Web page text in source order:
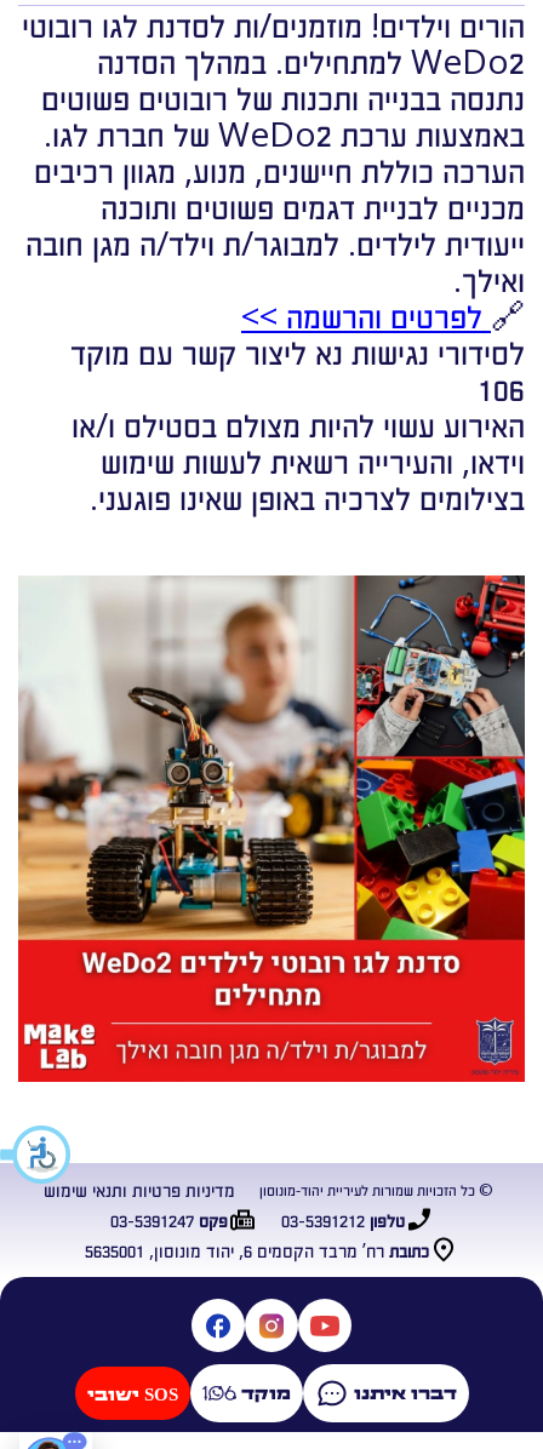
הורים וילדים! מוזמנים/ות לסדנת לגו רובוטי
WeDo2 למתחילים. במהלך הסדנה
נתנסה בבנייה ותכנות של רובוטים פשוטים
באמצעות ערכת WeDo2 של חברת לגו.
הערכה כוללת חיישנים, מנוע, מגוון רכיבים
מכניים לבניית דגמים פשוטים ותוכנה
ייעודית לילדים. למבוגר/ת וילד/ה מגן חובה
ואילך.
🔗 לפרטים והרשמה >>
לסידורי נגישות נא ליצור קשר עם מוקד
106
האירוע עשוי להיות מצולם בסטילס ו/או
וידאו, והעירייה רשאית לעשות שימוש
בצילומים לצרכיה באופן שאינו פוגעני.
כתובת רח’ מרבד הקסמים 6, יהוד מונוסון, 5635001
טלפון03-5391212 פקס03-5391247
© כל הזכויות שמורות לעיריית יהוד-מונוסון מדיניות פרטיות ותנאי שימוש
דברו איתנו מוקד SOS ישובי